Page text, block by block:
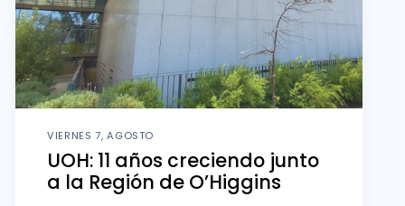
VIERNES 7, AGOSTO
UOH: 11 años creciendo junto
a la Región de O’Higgins